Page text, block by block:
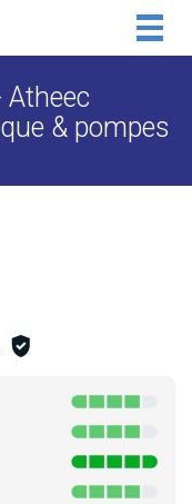
Atheec
& pompes